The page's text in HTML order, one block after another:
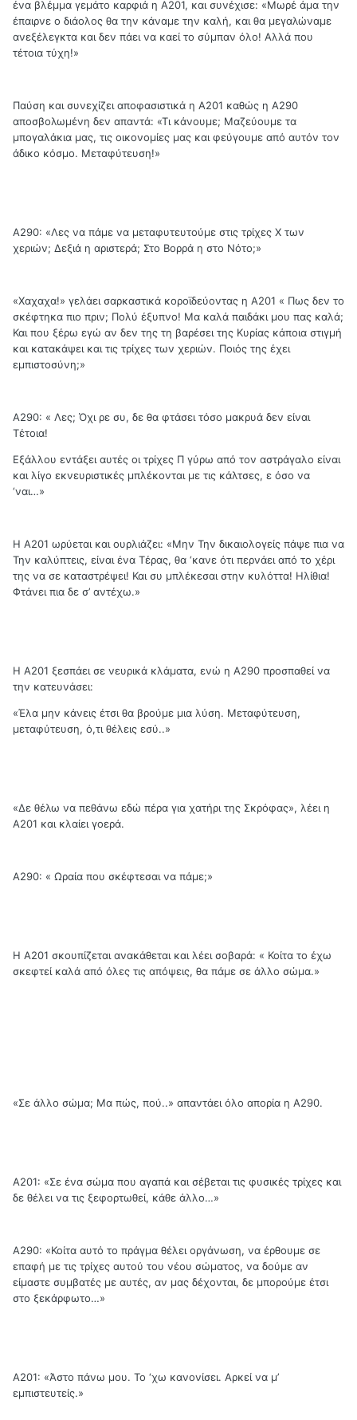
ένα βλέμμα γεμάτο καρφιά η Α201, και συνέχισε: «Μωρέ άμα την
έπαιρνε ο διάολος θα την κάναμε την καλή, και θα μεγαλώναμε
ανεξέλεγκτα και δεν πάει να καεί το σύμπαν όλο! Αλλά που
τέτοια τύχη!»
Παύση και συνεχίζει αποφασιστικά η Α201 καθώς η Α290
αποσβολωμένη δεν απαντά: «Τι κάνουμε; Μαζεύουμε τα
μπογαλάκια μας, τις οικονομίες μας και φεύγουμε από αυτόν τον
άδικο κόσμο. Μεταφύτευση!»
Α290: «Λες να πάμε να μεταφυτευτούμε στις τρίχες Χ των
χεριών; Δεξιά η αριστερά; Στο Βορρά η στο Νότο;»
«Χαχαχα!» γελάει σαρκαστικά κοροϊδεύοντας η Α201 « Πως δεν το
σκέφτηκα πιο πριν; Πολύ έξυπνο! Μα καλά παιδάκι μου πας καλά;
Και που ξέρω εγώ αν δεν της τη βαρέσει της Κυρίας κάποια στιγμή
και κατακάψει και τις τρίχες των χεριών. Ποιός της έχει
εμπιστοσύνη;»
Α290: « Λες; Όχι ρε συ, δε θα φτάσει τόσο μακρυά δεν είναι
Τέτοια!
Εξάλλου εντάξει αυτές οι τρίχες Π γύρω από τον αστράγαλο είναι
και λίγο εκνευριστικές μπλέκονται με τις κάλτσες, ε όσο να
‘ναι…»
Η Α201 ωρύεται και ουρλιάζει: «Μην Την δικαιολογείς πάψε πια να
Την καλύπτεις, είναι ένα Τέρας, θα ‘κανε ότι περνάει από το χέρι
της να σε καταστρέψει! Και συ μπλέκεσαι στην κυλόττα! Ηλίθια!
Φτάνει πια δε σ’ αντέχω.»
Η Α201 ξεσπάει σε νευρικά κλάματα, ενώ η Α290 προσπαθεί να
την κατευνάσει:
«Έλα μην κάνεις έτσι θα βρούμε μια λύση. Μεταφύτευση,
μεταφύτευση, ό,τι θέλεις εσύ..»
«Δε θέλω να πεθάνω εδώ πέρα για χατήρι της Σκρόφας», λέει η
Α201 και κλαίει γοερά.
Α290: « Ωραία που σκέφτεσαι να πάμε;»
Η Α201 σκουπίζεται ανακάθεται και λέει σοβαρά: « Κοίτα το έχω
σκεφτεί καλά από όλες τις απόψεις, θα πάμε σε άλλο σώμα.»
«Σε άλλο σώμα; Μα πώς, πού..» απαντάει όλο απορία η Α290.
Α201: «Σε ένα σώμα που αγαπά και σέβεται τις φυσικές τρίχες και
δε θέλει να τις ξεφορτωθεί, κάθε άλλο…»
Α290: «Κοίτα αυτό το πράγμα θέλει οργάνωση, να έρθουμε σε
επαφή με τις τρίχες αυτού του νέου σώματος, να δούμε αν
είμαστε συμβατές με αυτές, αν μας δέχονται, δε μπορούμε έτσι
στο ξεκάρφωτο…»
Α201: «Άστο πάνω μου. Το ‘χω κανονίσει. Αρκεί να μ’
εμπιστευτείς.»